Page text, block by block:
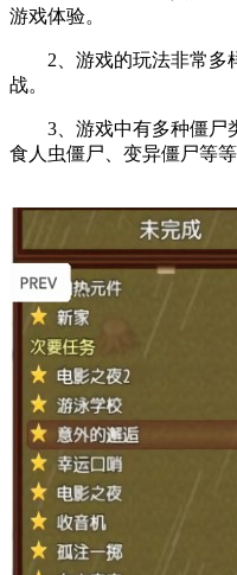
游戏体验。
2、游戏的玩法非常多
战。
3、游戏中有多种僵尸类
食人虫僵尸、变异僵尸等等